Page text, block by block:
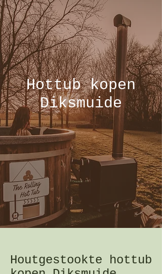
Hottub kopen
Diksmuide
Houtgestookte hottub